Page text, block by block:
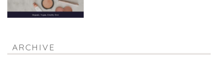
ARCHIVE